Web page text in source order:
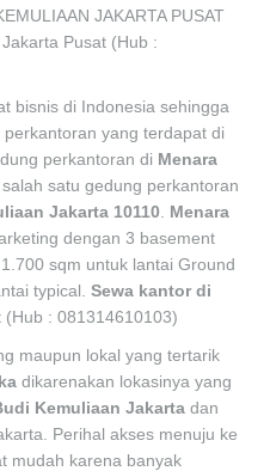
JAKARTA PUSAT
Jakarta Pusat (Hub :
bisnis di Indonesia sehingga
yang terdapat di
perkantoran di Menara
satu gedung perkantoran
Jakarta 10110
Menara
dengan 3 basement
sqm untuk lantai Ground
typical. Sewa kantor di
(Hub : 081314610103)
maupun lokal yang tertarik
dikarenakan lokasinya yang
Kemuliaan Jakarta dan
Perihal akses menuju ke
mudah karena banyak